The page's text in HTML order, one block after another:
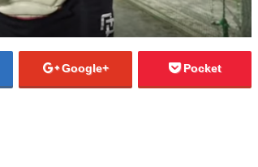
Google+ Pocket